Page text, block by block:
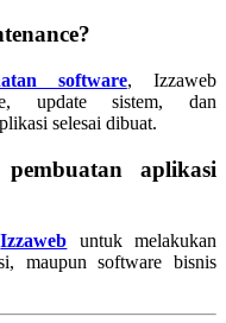
software, Izzaweb
update sistem, dan
selesai dibuat.
aplikasi
Izzaweb
untuk melakukan
maupun software bisnis